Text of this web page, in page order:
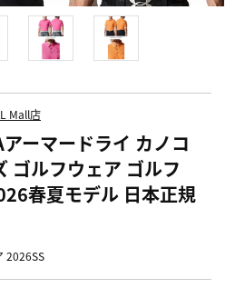
Mall店
ーマードライ カノコ
ゴルフウェア ゴルフ
春夏モデル 日本正規
2026SS